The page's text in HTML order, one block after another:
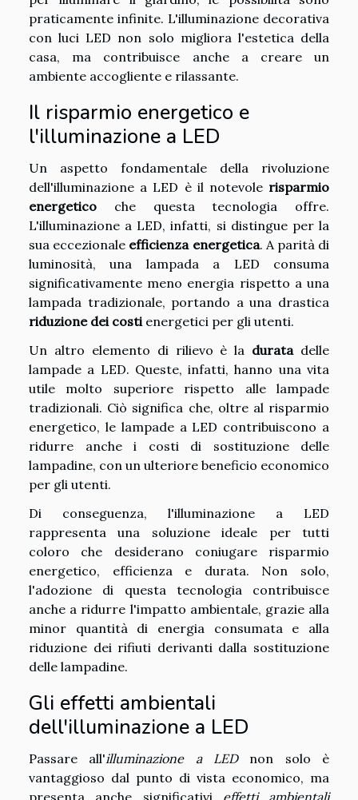
praticamente infinite. L'illuminazione decorativa
con luci LED non solo migliora l'estetica della
casa, ma contribuisce anche a creare un
ambiente accogliente e rilassante.
Il risparmio energetico e
l'illuminazione a LED
Un aspetto fondamentale della rivoluzione
dell'illuminazione a LED è il notevole risparmio
energetico che questa tecnologia offre.
L'illuminazione a LED, infatti, si distingue per la
sua eccezionale efficienza energetica. A parità di
luminosità, una lampada a LED consuma
significativamente meno energia rispetto a una
lampada tradizionale, portando a una drastica
riduzione dei costienergetici per gli utenti.
Un altro elemento di rilievo è la duratadelle
lampade a LED. Queste, infatti, hanno una vita
utile molto superiore rispetto alle lampade
tradizionali. Ciò significa che, oltre al risparmio
energetico, le lampade a LED contribuiscono a
ridurre anche i costi di sostituzione delle
lampadine, con un ulteriore beneficio economico
per gli utenti.
Di conseguenza, l'illuminazione a LED
rappresenta una soluzione ideale per tutti
coloro che desiderano coniugare risparmio
energetico, efficienza e durata. Non solo,
l'adozione di questa tecnologia contribuisce
anche a ridurre l'impatto ambientale, grazie alla
minor quantità di energia consumata e alla
riduzione dei rifiuti derivanti dalla sostituzione
delle lampadine.
Gli effetti ambientali
dell'illuminazione a LED
Passare all'illuminazione a LEDnon solo è
vantaggioso dal punto di vista economico, ma